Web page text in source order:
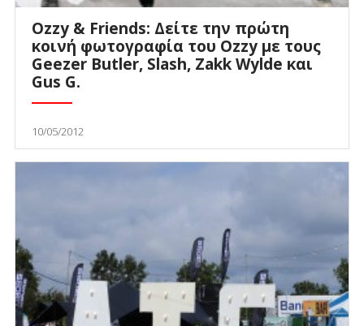
Ozzy & Friends: Δείτε την πρώτη
κοινή φωτογραφία του Ozzy με τους
Geezer Butler, Slash, Zakk Wylde και
Gus G.
10/05/2012